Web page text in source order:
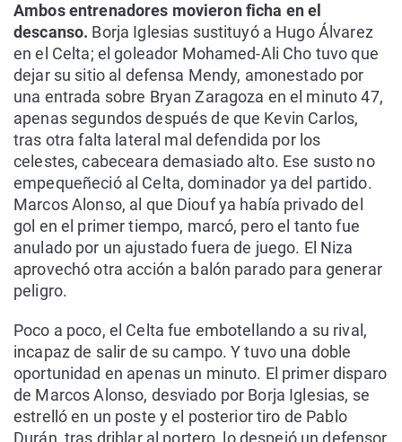
Ambos entrenadores movieron ficha en el
descanso. Borja Iglesias sustituyó a Hugo Álvarez
en el Celta; el goleador Mohamed-Ali Cho tuvo que
dejar su sitio al defensa Mendy, amonestado por
una entrada sobre Bryan Zaragoza en el minuto 47,
apenas segundos después de que Kevin Carlos,
tras otra falta lateral mal defendida por los
celestes, cabeceara demasiado alto. Ese susto no
empequeñeció al Celta, dominador ya del partido.
Marcos Alonso, al que Diouf ya había privado del
gol en el primer tiempo, marcó, pero el tanto fue
anulado por un ajustado fuera de juego. El Niza
aprovechó otra acción a balón parado para generar
peligro.
Poco a poco, el Celta fue embotellando a su rival,
incapaz de salir de su campo. Y tuvo una doble
oportunidad en apenas un minuto. El primer disparo
de Marcos Alonso, desviado por Borja Iglesias, se
estrelló en un poste y el posterior tiro de Pablo
Durán, tras driblar al portero, lo despejó un defensor